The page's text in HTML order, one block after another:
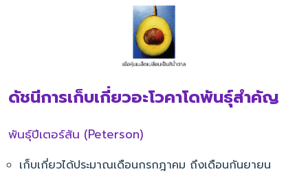
ดัชนีการเก็บเกี่ยวอะโวคาโดพันธุ์สำคัญ
พันธุ์ปีเตอร์สัน (Peterson)
เก็บเกี่ยวได้ประมาณเดือนกรกฎาคม ถึงเดือนกันยายน